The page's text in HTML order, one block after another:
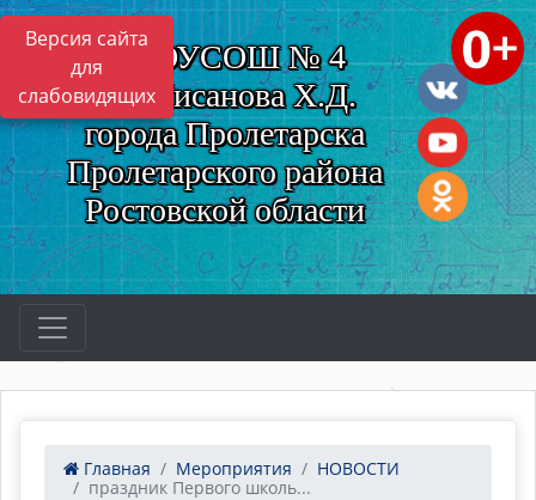
Версия сайта
для
слабовидящих
МБОУСОШ № 4
им. Нисанова Х.Д.
города Пролетарска
Пролетарского района
Ростовской области
Главная Мероприятия
НОВОСТИ
праздник Первого школь...